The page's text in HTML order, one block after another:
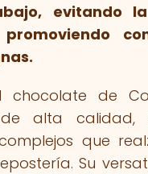
evitando
chocolate de
alta calidad,
que
Su